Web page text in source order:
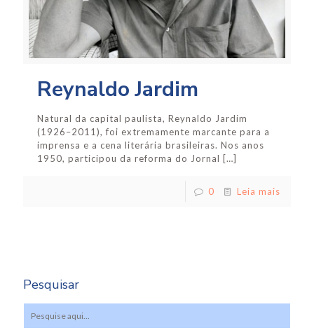
Reynaldo Jardim
Natural da capital paulista, Reynaldo Jardim
(1926–2011), foi extremamente marcante para a
imprensa e a cena literária brasileiras. Nos anos
1950, participou da reforma do Jornal […]
0 Leia mais
Pesquisar